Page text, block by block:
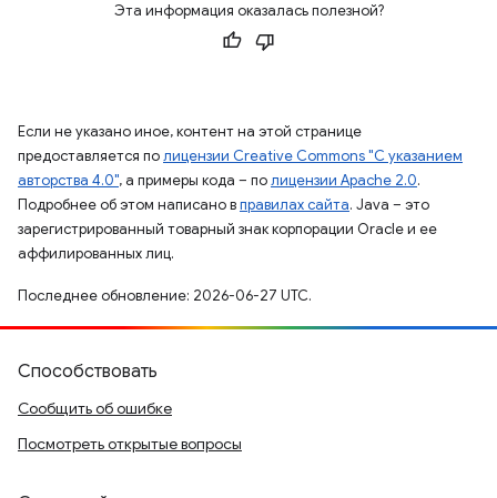
Эта информация оказалась полезной?
Если не указано иное, контент на этой странице
предоставляется полицензии Creative Commons "С указанием
авторства 4.0", а примеры кода – полицензии Apache 2.0.
Подробнее об этом написано вправилах сайта. Java – это
зарегистрированный товарный знак корпорации Oracle и ее
аффилированных лиц.
Последнее обновление: 2026-06-27 UTC.
Способствовать
Сообщить об ошибке
Посмотреть открытые вопросы